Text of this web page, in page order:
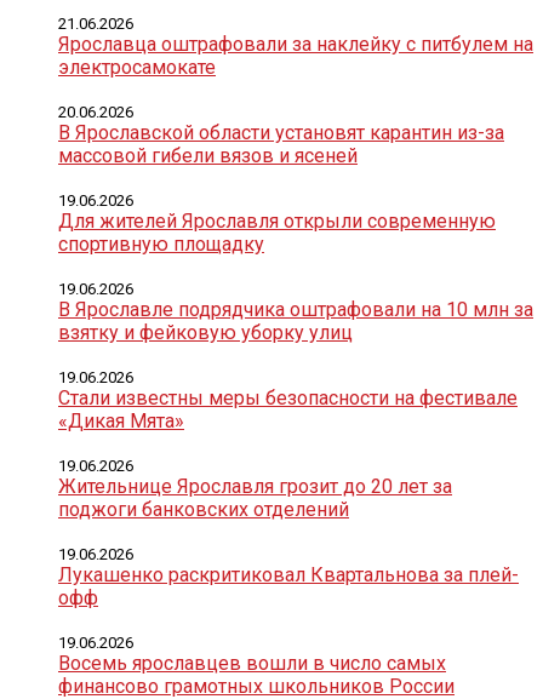
Ярославца оштрафовали за наклейку с питбулем на
электросамокате
21.06.2026
В Ярославской области установят карантин из-за
массовой гибели вязов и ясеней
20.06.2026
Для жителей Ярославля открыли современную
спортивную площадку
19.06.2026
В Ярославле подрядчика оштрафовали на 10 млн за
взятку и фейковую уборку улиц
19.06.2026
Стали известны меры безопасности на фестивале
«Дикая Мята»
19.06.2026
Жительнице Ярославля грозит до 20 лет за
поджоги банковских отделений
19.06.2026
Лукашенко раскритиковал Квартальнова за плей-
офф
19.06.2026
Восемь ярославцев вошли в число самых
финансово грамотных школьников России
19.06.2026